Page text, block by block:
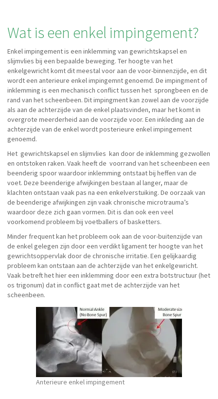
Wat is een enkel impingement?
Enkel impingement is een inklemming van gewrichtskapsel en
slijmvlies bij een bepaalde beweging. Ter hoogte van het
enkelgewricht komt dit meestal voor aan de voor-binnenzijde, en dit
wordt een anterieure enkel impingemnt genoemd. De impingment of
inklemming is een mechanisch conflict tussen het sprongbeen en de
rand van het scheenbeen. Dit impingment kan zowel aan de voorzijde
als aan de achterzijde van de enkel plaatsvinden, maar het komt in
overgrote meerderheid aan de voorzijde voor. Een inkleding aan de
achterzijde van de enkel wordt posterieure enkel impingement
genoemd.
Het gewrichtskapsel en slijmvlies kan door de inklemming gezwollen
en ontstoken raken. Vaak heeft de voorrand van het scheenbeen een
beenderig spoor waardoor inklemming ontstaat bij heffen van de
voet. Deze beenderige afwijkingen bestaan al langer, maar de
klachten ontstaan vaak pas na een enkelverstuiking. De oorzaak van
de beenderige afwijkingen zijn vaak chronische microtrauma’s
waardoor deze zich gaan vormen. Dit is dan ook een veel
voorkomend probleem bij voetballers of basketters.
Minder frequent kan het probleem ook aan de voor-buitenzijde van
de enkel gelegen zijn door een verdikt ligament ter hoogte van het
gewrichtsoppervlak door de chronische irritatie. Een gelijkaardig
probleem kan ontstaan aan de achterzijde van het enkelgewricht.
Vaak betreft het hier een inklemming door een extra botstructuur (het
os trigonum) dat in conflict gaat met de achterzijde van het
scheenbeen.
Anterieure enkel impingement